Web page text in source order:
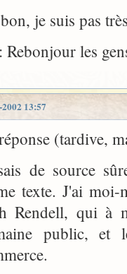
je suis pas
Rebonjour les
13:57
(tardive,
de source
texte. J'ai
Rendell, qui à
public, et